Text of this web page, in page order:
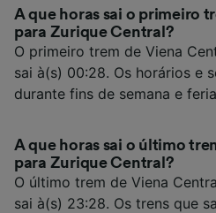
A que horas sai o primeiro
para Zurique Central?
O primeiro trem de Viena
sai à(s) 00:28. Os horários e
durante fins de semana e
A que horas sai o último
para Zurique Central?
O último trem de Viena
sai à(s) 23:28. Os trens que